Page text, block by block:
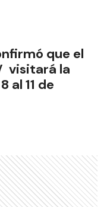
que el
visitará la
al 11 de